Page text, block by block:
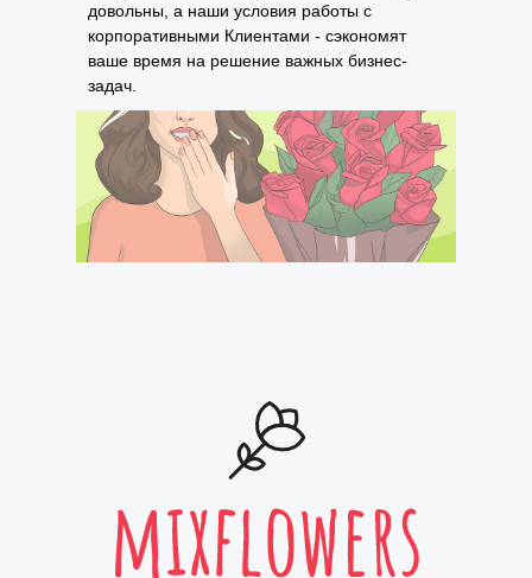
довольны, а наши условия работы с
корпоративными Клиентами - сэкономят
ваше время на решение важных бизнес-
задач.
Розы
Контакты
Доставка и оплата
Съедобные букеты
Композиции
Подарки
Праздники
Контакты
Авторские букеты
Отмена заказа
Информация
Политика замены